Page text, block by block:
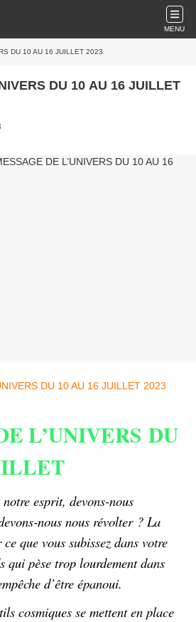
MENU
DU 10 AU 16 JUILLET 2023
DU 10 AU 16 JUILLET
L’UNIVERS DU
esprit, devons-nous
nous nous révolter ? La
que vous subissez dans votre
qui pèse trop lourdement dans
d’être épanoui.
cosmiques se mettent en place